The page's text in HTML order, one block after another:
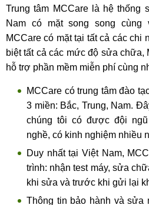
Trung tâm MCCare là hệ thống
Nam có mặt song song cùng
MCCare có mặt tại tất cả các chi
biệt tất cả các mức độ sửa chữa,
hỗ trợ phần mềm miễn phí cùng
MCCare có trung tâm đào
3 miền: Bắc, Trung, Nam.
chúng tôi có được đội
nghề, có kinh nghiệm nhiều
Duy nhất tại Việt Nam,
trình: nhận test máy, sửa
khi sửa và trước khi gửi lại
Thông tin bảo hành và sửa